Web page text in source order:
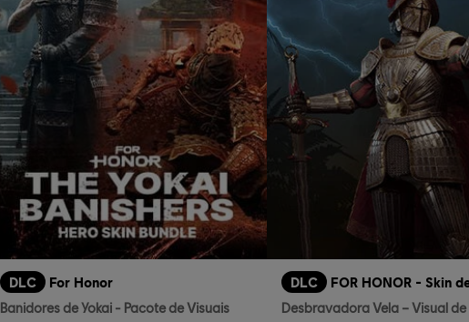
DLC For Honor
Banidores de Yokai - Pacote de Visuais
DLC